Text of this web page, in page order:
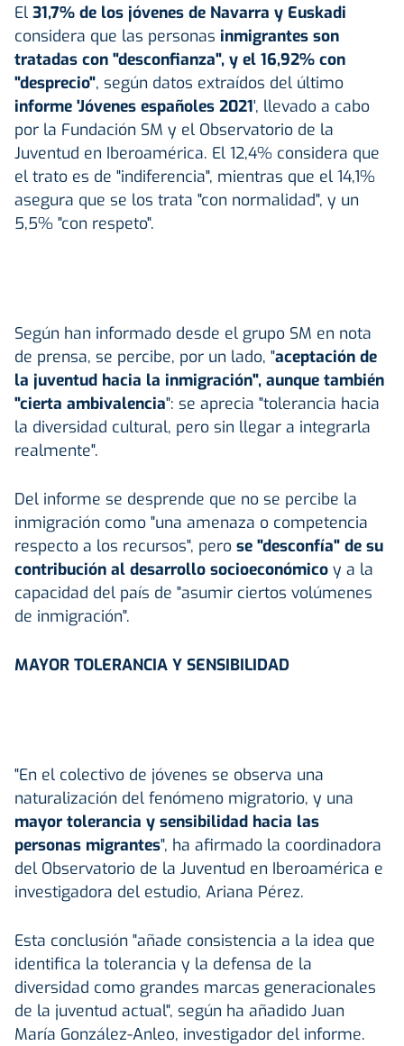
El 31,7% de los jóvenes de Navarra y Euskadi
considera que las personas inmigrantes son
tratadas con "desconfianza", y el 16,92% con
"desprecio", según datos extraídos del último
informe 'Jóvenes españoles 2021', llevado a cabo
por la Fundación SM y el Observatorio de la
Juventud en Iberoamérica. El 12,4% considera que
el trato es de "indiferencia", mientras que el 14,1%
asegura que se los trata "con normalidad", y un
5,5% "con respeto".
Según han informado desde el grupo SM en nota
de prensa, se percibe, por un lado, "aceptación de
la juventud hacia la inmigración", aunque también
"cierta ambivalencia": se aprecia "tolerancia hacia
la diversidad cultural, pero sin llegar a integrarla
realmente".
Del informe se desprende que no se percibe la
inmigración como "una amenaza o competencia
respecto a los recursos", pero se "desconfía" de su
contribución al desarrollo socioeconómico y a la
capacidad del país de "asumir ciertos volúmenes
de inmigración".
MAYOR TOLERANCIA Y SENSIBILIDAD
"En el colectivo de jóvenes se observa una
naturalización del fenómeno migratorio, y una
mayor tolerancia y sensibilidad hacia las
personas migrantes", ha afirmado la coordinadora
del Observatorio de la Juventud en Iberoamérica e
investigadora del estudio, Ariana Pérez.
Esta conclusión "añade consistencia a la idea que
identifica la tolerancia y la defensa de la
diversidad como grandes marcas generacionales
de la juventud actual", según ha añadido Juan
María González-Anleo, investigador del informe.